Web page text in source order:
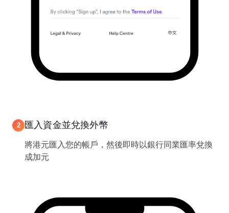
2 匯入資金並兌換外幣
將港元匯入您的帳戶，然後即時以銀行同業匯率兌換
成加元